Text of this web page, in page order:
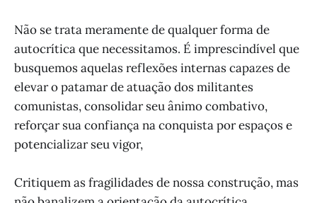
Não se trata meramente de qualquer forma de
autocrítica que necessitamos. É imprescindível que
busquemos aquelas reflexões internas capazes de
elevar o patamar de atuação dos militantes
comunistas, consolidar seu ânimo combativo,
reforçar sua confiança na conquista por espaços e
potencializar seu vigor,
Critiquem as fragilidades de nossa construção, mas